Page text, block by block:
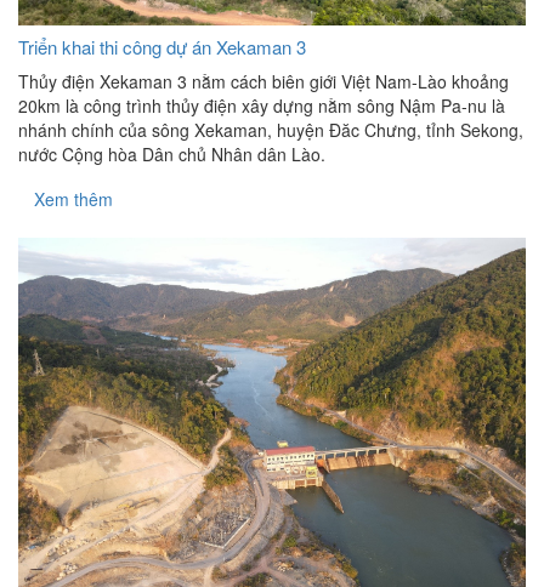
Triển khai thi công dự án Xekaman 3
Thủy điện Xekaman 3 nằm cách biên giới Việt Nam-Lào khoảng
20km là công trình thủy điện xây dựng nằm sông Nậm Pa-nu là
nhánh chính của sông Xekaman, huyện Đăc Chưng, tỉnh Sekong,
nước Cộng hòa Dân chủ Nhân dân Lào.
Xem thêm